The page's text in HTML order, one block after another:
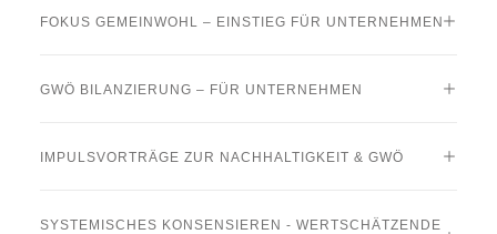
FOKUS GEMEINWOHL – EINSTIEG FÜR UNTERNEHMEN
GWÖ BILANZIERUNG – FÜR UNTERNEHMEN
IMPULSVORTRÄGE ZUR NACHHALTIGKEIT & GWÖ
SYSTEMISCHES KONSENSIEREN - WERTSCHÄTZENDE